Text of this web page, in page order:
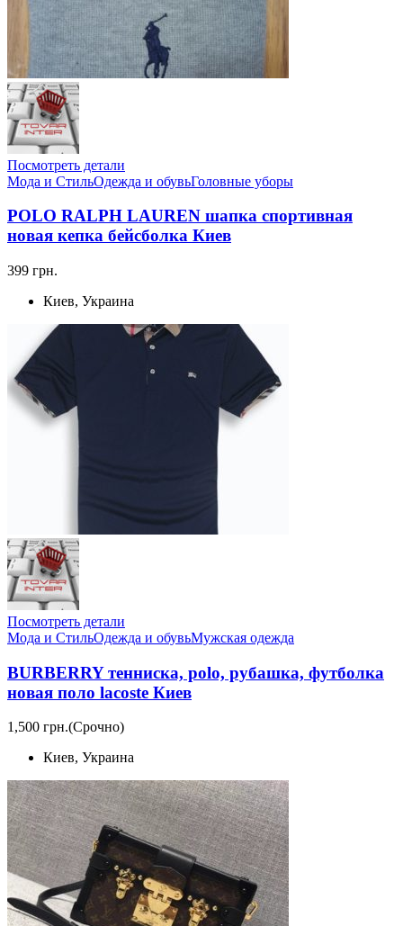
Посмотреть детали
Мода и СтильОдежда и обувьГоловные уборы
POLO RALPH LAUREN шапка спортивная
новая кепка бейсболка Киев
399 грн.
Киев, Украина
Посмотреть детали
Мода и СтильОдежда и обувьМужская одежда
BURBERRY тенниска, polo, рубашка, футболка
новая поло lacoste Киев
1,500 грн.(Срочно)
Киев, Украина